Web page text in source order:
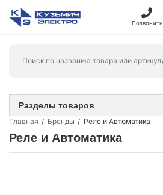
Позвонить
Главная Бренды Реле и Автоматика
Реле и Автоматика
Разделы товаров